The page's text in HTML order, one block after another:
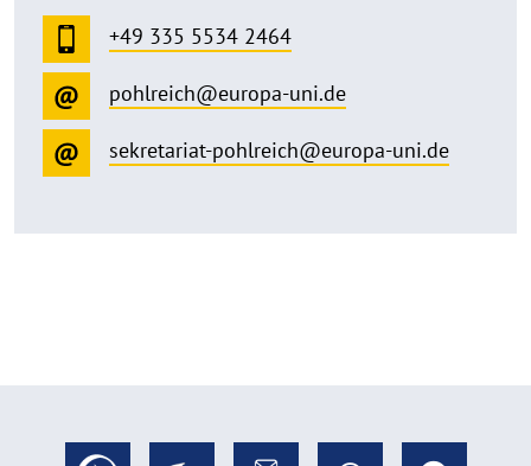
+49 335 5534 2464
pohlreich@europa-uni.de
sekretariat-pohlreich@europa-uni.de